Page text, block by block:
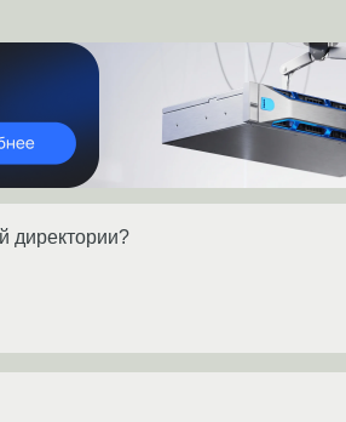
директории?